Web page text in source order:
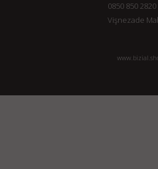
0850 850 2820
Vişnezade